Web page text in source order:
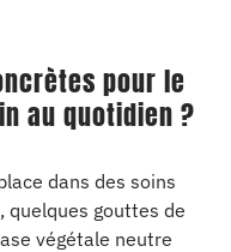
pour le
au quotidien ?
dans des soins
quelques gouttes de
végétale neutre